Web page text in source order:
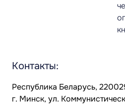
Контакты:
Республика Беларусь,
г. Минск, ул.